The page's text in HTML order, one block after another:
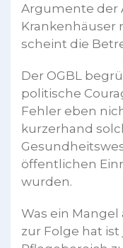
Argumente der
Krankenhäuser
scheint die
Der OGBL
politische
Fehler eben
kurzerhand
öffentlichen
wurden.
Was ein
zur Folge hat